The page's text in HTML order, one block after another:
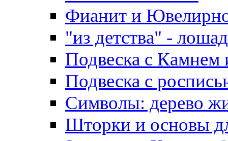
Фианит и
"из детства" -
Подвеска с
Подвеска с
Символы: дерево
Шторки и основы